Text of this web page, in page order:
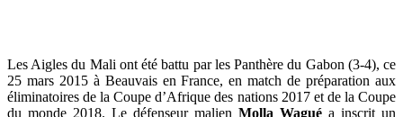
Les Aigles du Mali ont été battu par les Panthère du Gabon (3-4), ce
25 mars 2015 à Beauvais en France, en match de préparation aux
éliminatoires de la Coupe d’Afrique des nations 2017 et de la Coupe
du monde 2018. Le défenseur malien Molla Wagué a inscrit un